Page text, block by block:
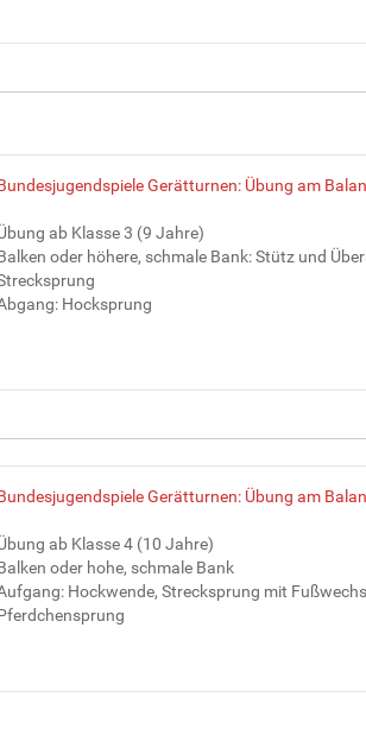
Gerätturnen: Übung am
ab Klasse 3 (9 Jahre)
oder höhere, schmale Bank: Stütz und
Hocksprung
Gerätturnen: Übung am
ab Klasse 4 (10 Jahre)
oder hohe, schmale Bank
Hockwende, Strecksprung mit